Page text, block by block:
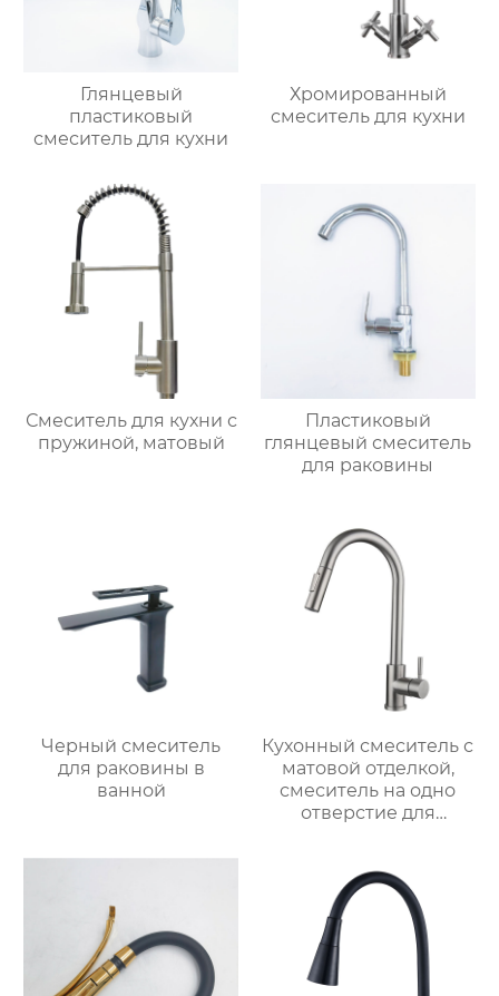
Глянцевый
пластиковый
смеситель для кухни
Хромированный
смеситель для кухни
Смеситель для кухни с
пружиной, матовый
Пластиковый
глянцевый смеситель
для раковины
Черный смеситель
для раковины в
ванной
Кухонный смеситель с
матовой отделкой,
смеситель на одно
отверстие для